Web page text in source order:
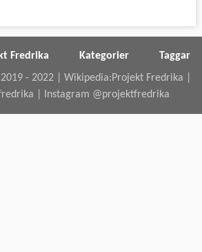
Fredrika Kategorier
Taggar
- 2022 |Wikipedia:Projekt Fredrika
Instagram @projektfredrika